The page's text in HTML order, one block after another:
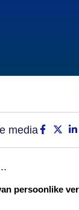
media
persoonlike